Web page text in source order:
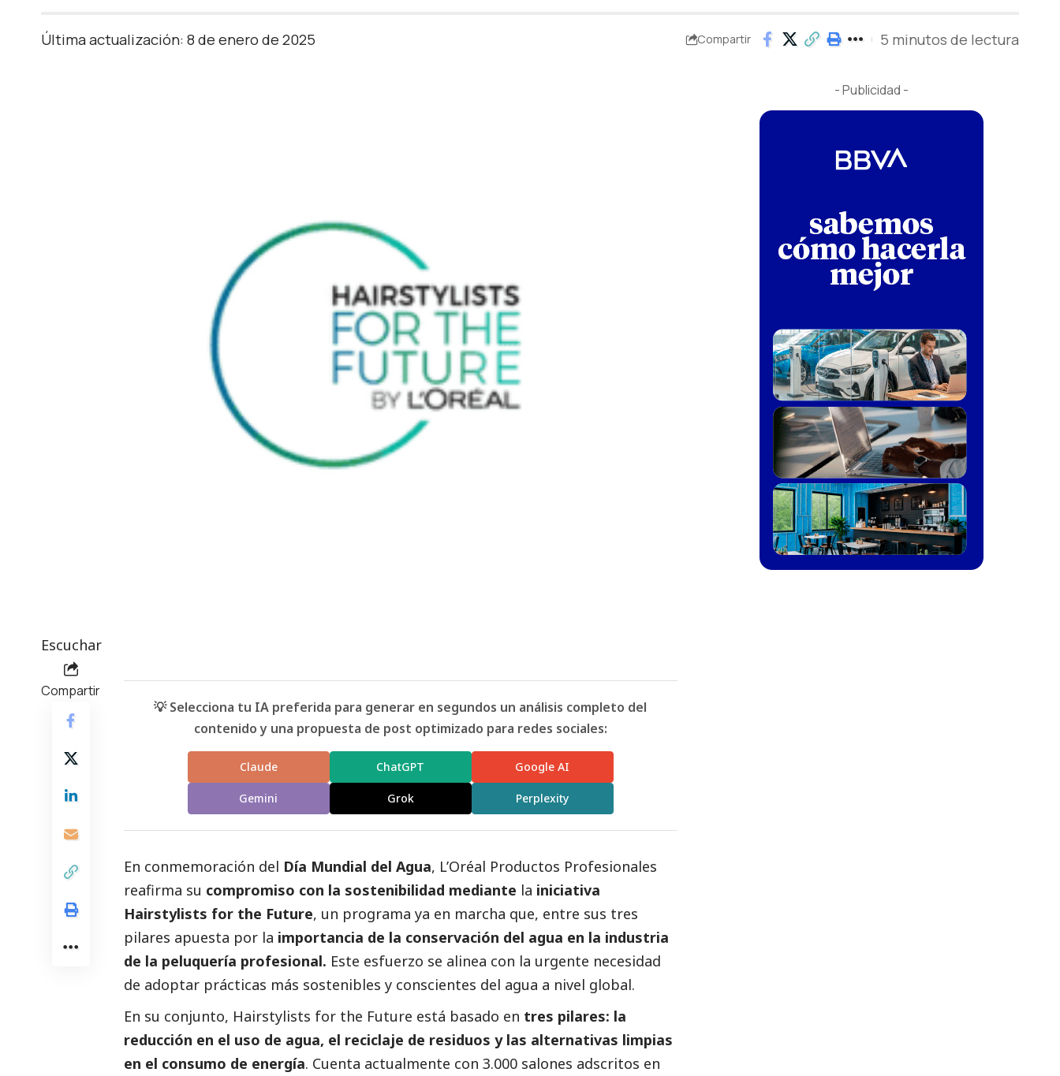
Última actualización: 8 de enero de 2025 Compartir 5 minutos de lectura
Escuchar
Compartir
💡 Selecciona tu IA preferida para generar en segundos un análisis completo del
contenido y una propuesta de post optimizado para redes sociales:
Claude ChatGPT Google AI
Gemini Grok Perplexity
En conmemoración del Día Mundial del Agua, L’Oréal Productos Profesionales
reafirma su compromiso con la sostenibilidad mediante la iniciativa
Hairstylists for the Future, un programa ya en marcha que, entre sus tres
pilares apuesta por la importancia de la conservación del agua en la industria
de la peluquería profesional. Este esfuerzo se alinea con la urgente necesidad
de adoptar prácticas más sostenibles y conscientes del agua a nivel global.
En su conjunto, Hairstylists for the Future está basado en tres pilares: la
reducción en el uso de agua, el reciclaje de residuos y las alternativas limpias
en el consumo de energía. Cuenta actualmente con 3.000 salones adscritos en
- Publicidad -